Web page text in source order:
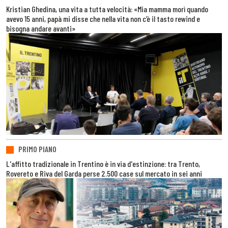
Kristian Ghedina, una vita a tutta velocità: «Mia mamma morì quando
avevo 15 anni, papà mi disse che nella vita non c’è il tasto rewind e
bisogna andare avanti»
PRIMO PIANO
L'affitto tradizionale in Trentino è in via d'estinzione: tra Trento,
Rovereto e Riva del Garda perse 2.500 case sul mercato in sei anni